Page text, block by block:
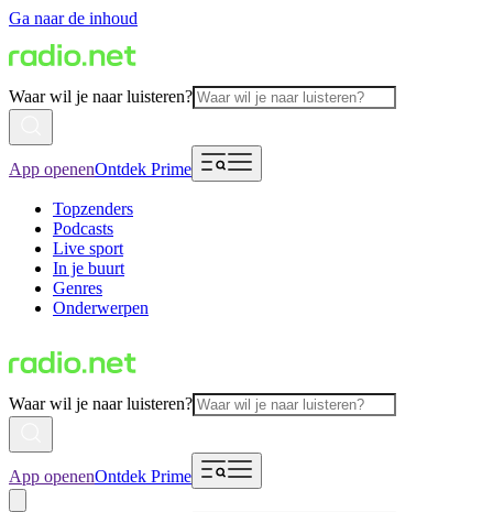
Ga naar de inhoud
Waar wil je naar luisteren?
App openenOntdek Prime
Topzenders
Podcasts
Live sport
In je buurt
Genres
Onderwerpen
Waar wil je naar luisteren?
App openenOntdek Prime